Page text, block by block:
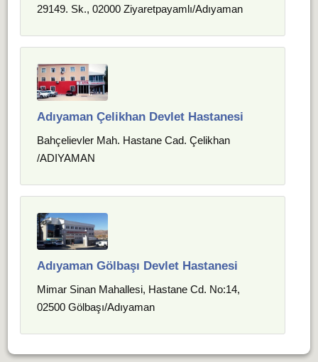
29149. Sk., 02000 Ziyaretpayamlı/Adıyaman
Adıyaman Çelikhan Devlet Hastanesi
Bahçelievler Mah. Hastane Cad. Çelikhan
/ADIYAMAN
Adıyaman Gölbaşı Devlet Hastanesi
Mimar Sinan Mahallesi, Hastane Cd. No:14,
02500 Gölbaşı/Adıyaman